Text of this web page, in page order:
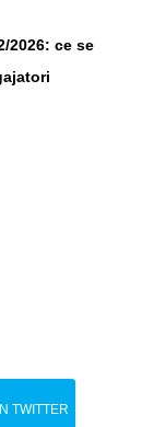
2026: ce se
TWITTER